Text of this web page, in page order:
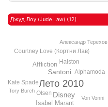
Джуд Лоу (Jude Law) (12)
Лето 2010
Disney
Santoni
Isabel Marant
Affliction Halston
Olsen
Courtney Love (Кортни Лав)
Kate Spade
Alphamoda
Von Vonni
Tory Burch
Александр Терехов